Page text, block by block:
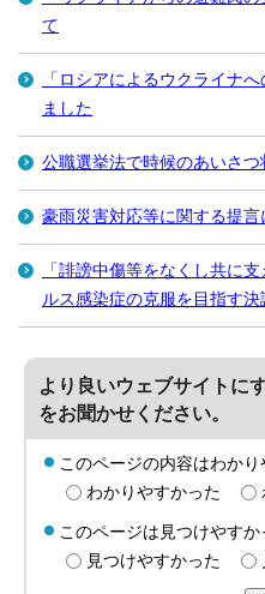
て
「ロシアによるウクライナ
ました
公職選挙法で時候のあいさ
豪雨災害対応等に関する提言
「誹謗中傷等をなくし共に
ルス感染症の克服を目指す
より良いウェブサイトに
をお聞かせください。
このページの内容はわか
わかりやすかった
このページは見つけやすか
見つけやすかった